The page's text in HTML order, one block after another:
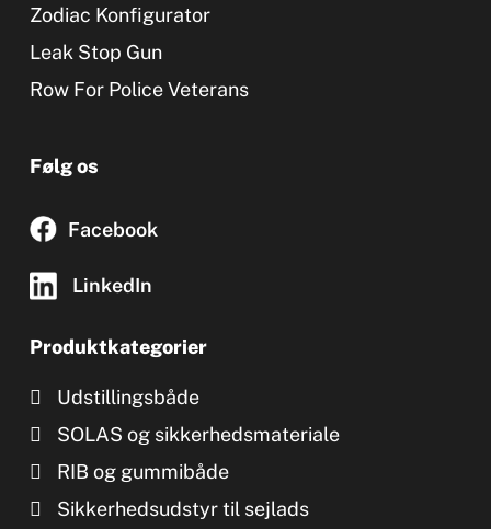
Zodiac Konfigurator
Leak Stop Gun
Row For Police Veterans
Følg os
Facebook
LinkedIn
Produktkategorier
Udstillingsbåde
SOLAS og sikkerhedsmateriale
RIB og gummibåde
Sikkerhedsudstyr til sejlads